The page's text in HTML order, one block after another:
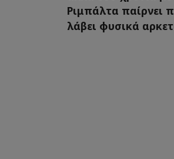
Ριμπάλτα παίρνει
λάβει φυσικά